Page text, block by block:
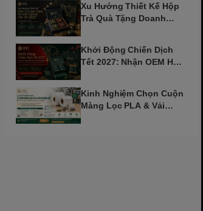
Xu Hướng Thiết Kế Hộp
Trà Quà Tặng Doanh
Khởi Động Chiến Dịch
Tết 2027: Nhận OEM Hộp
Kinh Nghiệm Chọn Cuộn
Màng Lọc PLA & Vải